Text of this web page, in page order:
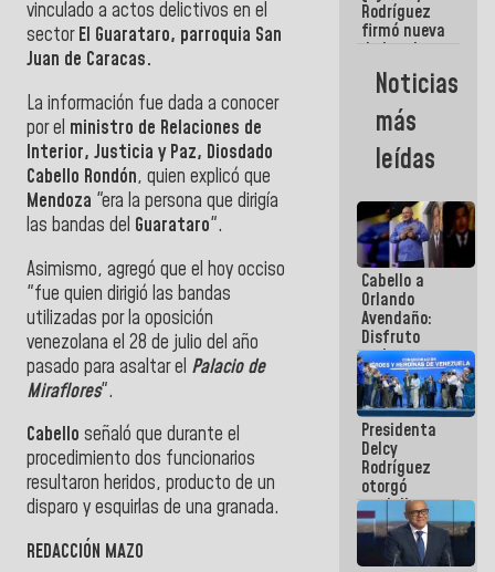
vinculado a actos delictivos en el
sectorEl Guarataro, parroquia San
Juan de Caracas.
La información fue dada a conocer
por el ministro de Relaciones de
Interior, Justicia y Paz, Diosdado
Cabello Rondón, quien explicó que
Mendoza "era la persona que dirigía
las bandas del Guarataro".
Asimismo, agregó que el hoy occiso
"fue quien dirigió las bandas
utilizadas por la oposición
venezolana el 28 de julio del año
pasado para asaltar el Palacio de
Miraflores".
Cabello señaló que durante el
procedimiento dos funcionarios
resultaron heridos, producto de un
disparo y esquirlas de una granada.
REDACCIÓN MAZO
Rodríguez
firmó nueva
de Ley de
Arrendamiento
aprobada
por la AN
Noticias
más
leídas
Cabello a
Orlando
Avendaño:
Disfruto
cada vez
que escribes
porque lo
que haces
es
embarrarla
Presidenta
Delcy
Rodríguez
otorgó
medalla
"Héroe de
Venezuela"
a servidores